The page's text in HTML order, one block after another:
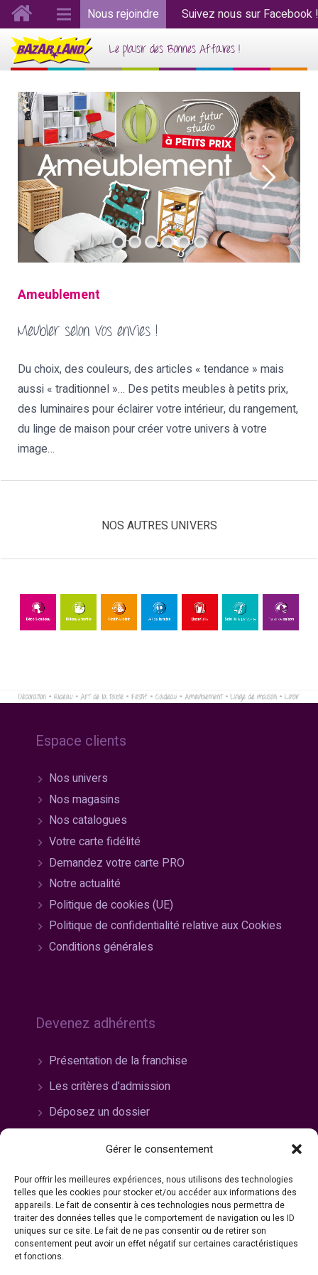
Gérer le consentement
Pour offrir les meilleures expériences, nous utilisons des technologies
telles que les cookies pour stocker et/ou accéder aux informations des
appareils. Le fait de consentir à ces technologies nous permettra de
traiter des données telles que le comportement de navigation ou les ID
uniques sur ce site. Le fait de ne pas consentir ou de retirer son
consentement peut avoir un effet négatif sur certaines caractéristiques
et fonctions.
Nous rejoindre Suivez nous sur Facebook
Le plaisir des Bonnes Affaires !
Ameublement
Meubler selon vos envies !
Du choix, des couleurs, des articles « tendance » mais
aussi « traditionnel »… Des petits meubles à petits prix,
des luminaires pour éclairer votre intérieur, du rangement,
du linge de maison pour créer votre univers à votre
image…
NOS AUTRES UNIVERS
Espace clients
Nos univers
Nos magasins
Nos catalogues
Votre carte fidélité
Demandez votre carte PRO
Notre actualité
Politique de cookies (UE)
Politique de confidentialité relative aux Cookies
Conditions générales
Devenez adhérents
Présentation de la franchise
Les critères d’admission
Déposez un dossier
Rejoignez-nous
Travailler chez Bazarland
Nos offres